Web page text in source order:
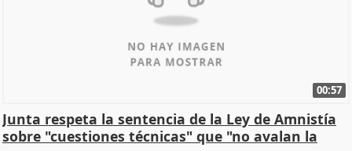
00:57
Junta respeta la sentencia de la Ley de Amnistía
sobre "cuestiones técnicas" que "no avalan la